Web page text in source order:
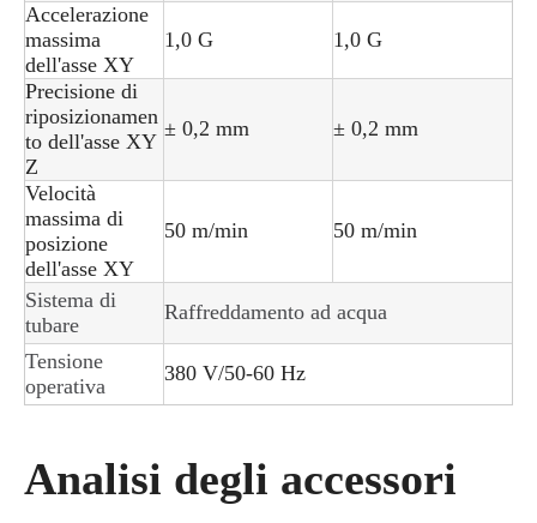
Accelerazione
massima
dell'asse XY
1,0 G 1,0 G
Precisione di
riposizionamen
to dell'asse XY
Z
± 0,2 mm ± 0,2 mm
Velocità
massima di
posizione
dell'asse XY
50 m/min 50 m/min
Sistema di
tubare
Raffreddamento ad acqua
Tensione
operativa
380 V/50-60 Hz
Analisi degli accessori